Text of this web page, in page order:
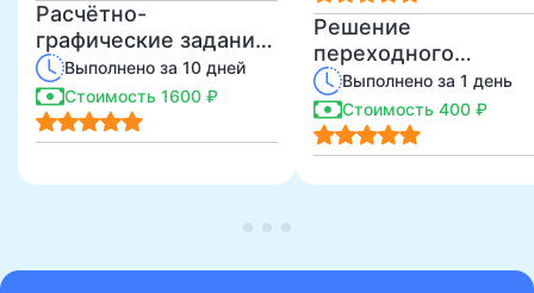
Расчётно-
графические задания
по теоретической
механике
Выполнено за 10 дней
Стоимость 1600 ₽
Решение
переходного
процесса
классическим
способом
Выполнено за 1 день
Стоимость 400 ₽